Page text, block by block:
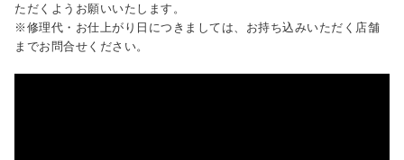
ただくようお願いいたします。
※修理代・お仕上がり日につきましては、お持ち込みいただく店舗
までお問合せください。